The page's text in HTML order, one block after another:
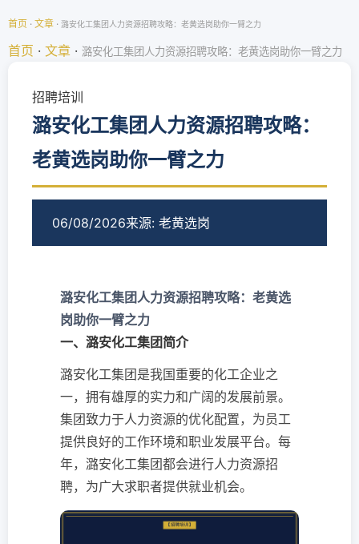
首页 · 文章 · 潞安化工集团人力资源招聘攻略：老黄选岗助你一臂之力
首页 · 文章 · 潞安化工集团人力资源招聘攻略：老黄选岗助你一臂之力
招聘培训
潞安化工集团人力资源招聘攻略：
老黄选岗助你一臂之力
06/08/2026来源: 老黄选岗
潞安化工集团人力资源招聘攻略：老黄选
岗助你一臂之力
一、潞安化工集团简介
潞安化工集团是我国重要的化工企业之
一，拥有雄厚的实力和广阔的发展前景。
集团致力于人力资源的优化配置，为员工
提供良好的工作环境和职业发展平台。每
年，潞安化工集团都会进行人力资源招
聘，为广大求职者提供就业机会。